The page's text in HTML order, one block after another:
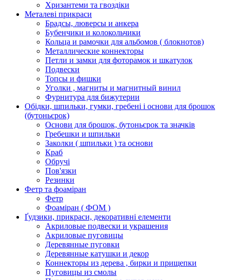
Хризантеми та гвоздіки
Металеві прикраси
Брадсы, люверсы и анкера
Бубенчики и колокольчики
Кольца и рамочки для альбомов ( блокнотов)
Металлические коннекторы
Петли и замки для фоторамок и шкатулок
Подвески
Топсы и фишки
Уголки , магниты и магнитный винил
Фурнитура для бижутерии
Обідки, шпильки, гумки, гребені і основи для брошок
(бутоньєрок)
Основи для брошок, бутоньєрок та значків
Гребешки и шпильки
Заколки ( шпильки ) та основи
Краб
Обручі
Пов'язки
Резинки
Фетр та фоаміран
Фетр
Фоаміран ( ФОМ )
Ґудзики, прикраси, декоративні елементи
Акриловые подвески и украшения
Акриловые пуговицы
Деревянные пуговки
Деревянные катушки и декор
Коннекторы из дерева , бирки и прищепки
Пуговицы из смолы